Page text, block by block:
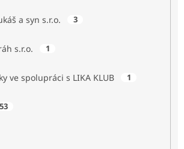
a syn s.r.o. 3
s.r.o. 1
ve spolupráci s LIKA KLUB 1
53